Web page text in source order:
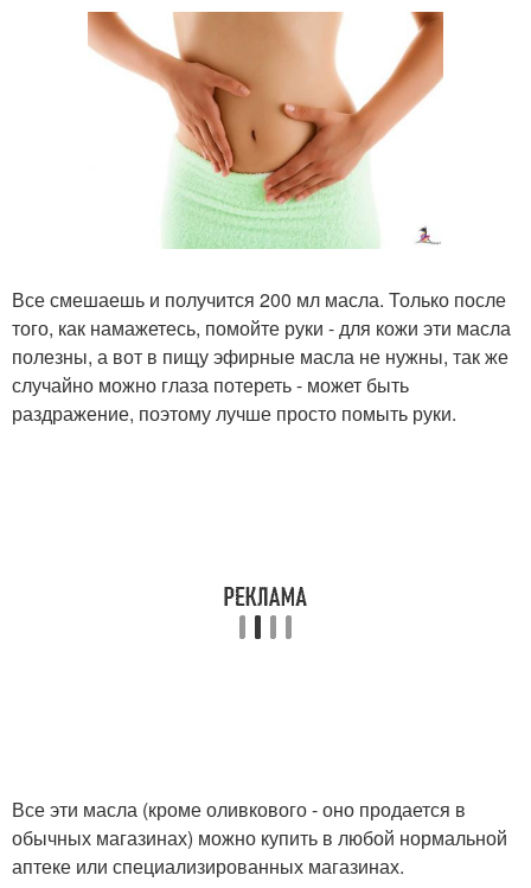
Все смешаешь и получится 200 мл масла. Только после
того, как намажетесь, помойте руки - для кожи эти масла
полезны, а вот в пищу эфирные масла не нужны, так же
случайно можно глаза потереть - может быть
раздражение, поэтому лучше просто помыть руки.
Все эти масла (кроме оливкового - оно продается в
обычных магазинах) можно купить в любой нормальной
аптеке или специализированных магазинах.